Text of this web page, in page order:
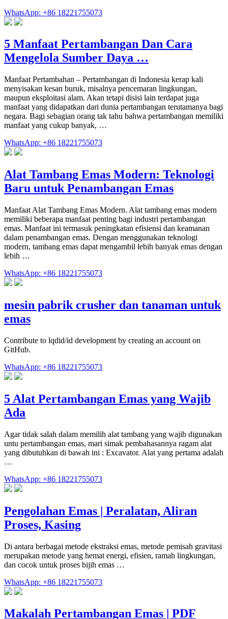
WhatsApp: +86 18221755073
5 Manfaat Pertambangan Dan Cara
Mengelola Sumber Daya …
Manfaat Pertambahan – Pertambangan di Indonesia kerap kali
menyisakan kesan buruk, misalnya pencemaran lingkungan,
maupun eksploitasi alam. Akan tetapi disisi lain terdapat juga
manfaat yang didapatkan dari dunia pertambangan terutamanya bagi
negara. Bagi sebagian orang tak tahu bahwa pertambangan memiliki
manfaat yang cukup banyak, …
WhatsApp: +86 18221755073
Alat Tambang Emas Modern: Teknologi
Baru untuk Penambangan Emas
Manfaat Alat Tambang Emas Modern. Alat tambang emas modern
memiliki beberapa manfaat penting bagi industri pertambangan
emas. Manfaat ini termasuk peningkatan efisiensi dan keamanan
dalam penambangan emas. Dengan menggunakan teknologi
modern, tambang emas dapat mengambil lebih banyak emas dengan
lebih …
WhatsApp: +86 18221755073
mesin pabrik crusher dan tanaman untuk
emas
Contribute to lqdid/id development by creating an account on
GitHub.
WhatsApp: +86 18221755073
5 Alat Pertambangan Emas yang Wajib
Ada
Agar tidak salah dalam memilih alat tambang yang wajib digunakan
untu pertambangan emas, mari simak pembahasannya ragam alat
yang dibutuhkan di bawah ini : Excavator. Alat yang pertama adalah
…
WhatsApp: +86 18221755073
Pengolahan Emas | Peralatan, Aliran
Proses, Kasing
Di antara berbagai metode ekstraksi emas, metode pemisah gravitasi
merupakan metode yang hemat energi, efisien, ramah lingkungan,
dan cocok untuk proses bijih emas …
WhatsApp: +86 18221755073
Makalah Pertambangan Emas | PDF